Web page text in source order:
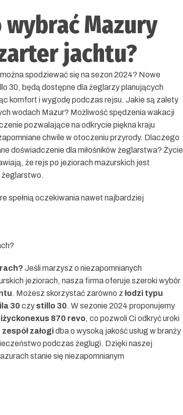
Mazury
jachtu?
spodziewać się na sezon 2024? Nowe
30, będą dostępne dla żeglarzy planujących
komfort i wygodę podczas rejsu. Jakie są zalety
wodach Mazur? Możliwość spędzenia wakacji
pozwalające na odkrycie piękna kraju
chwile w otoczeniu przyrody. Dlaczego
doświadczenie dla miłośników żeglarstwa? Życie
że rejs po jeziorach mazurskich jest
żeglarstwo.
spełnią oczekiwania nawet najbardziej
Jeśli marzysz o niezapomnianych
jeziorach, nasza firma oferuje szeroki wybór
. Możesz skorzystać zarówno złodzi typu
30 czystillo 30. W sezonie 2024 proponujemy
870 revo, co pozwoli Ci odkryć uroki
zespół załogidba o wysoką jakość usług w branży
podczas żeglugi. Dzięki naszej
stanie się niezapomnianym